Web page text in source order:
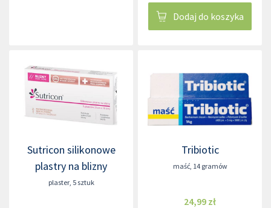
Dodaj do koszyka
Sutricon silikonowe
plastry na blizny
plaster, 5 sztuk
Tribiotic
maść, 14 gramów
24,99 zł